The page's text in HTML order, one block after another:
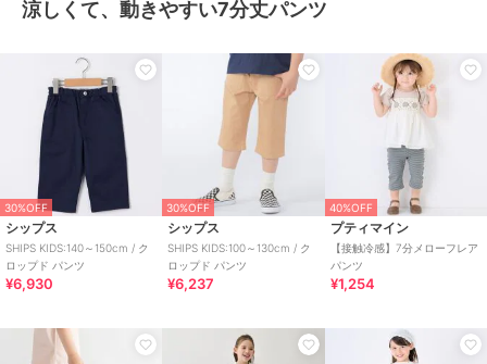
涼しくて、動きやすい7分丈パンツ
30%OFF
シップス
SHIPS KIDS:140～150cm / ク
ロップド パンツ
¥6,930
30%OFF
シップス
SHIPS KIDS:100～130cm / ク
ロップド パンツ
¥6,237
40%OFF
プティマイン
【接触冷感】7分メローフレア
パンツ
¥1,254